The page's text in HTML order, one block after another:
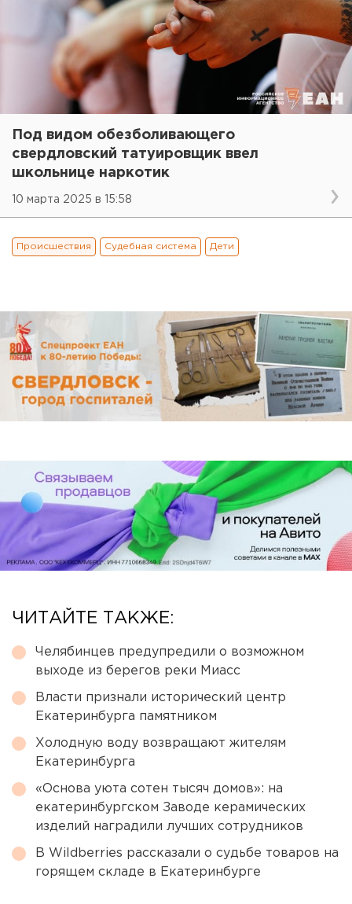
Под видом обезболивающего
свердловский татуировщик ввел
школьнице наркотик
10 марта 2025 в 15:58
Происшествия Судебная система Дети
ЧИТАЙТЕ ТАКЖЕ:
Челябинцев предупредили о возможном
выходе из берегов реки Миасс
Власти признали исторический центр
Екатеринбурга памятником
Холодную воду возвращают жителям
Екатеринбурга
«Основа уюта сотен тысяч домов»: на
екатеринбургском Заводе керамических
изделий наградили лучших сотрудников
В Wildberries рассказали о судьбе товаров на
горящем складе в Екатеринбурге